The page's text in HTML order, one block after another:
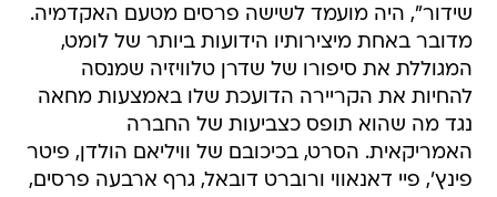
שידור", היה מועמד לשישה פרסים מטעם האקדמיה.
מדובר באחת מיצירותיו הידועות ביותר של לומט,
המגוללת את סיפורו של שדרן טלוויזיה שמנסה
להחיות את הקריירה הדועכת שלו באמצעות מחאה
נגד מה שהוא תופס כצביעות של החברה
האמריקאית. הסרט, בכיכובם של וויליאם הולדן, פיטר
פינץ', פיי דאנאווי ורוברט דובאל, גרף ארבעה פרסים,